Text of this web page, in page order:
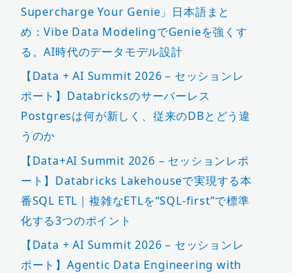
Supercharge Your Genie」日本語まと
め：Vibe Data ModelingでGenieを強くす
る。AI時代のデータモデル設計
【Data + AI Summit 2026 – セッションレ
ポート】Databricksのサーバーレス
Postgresは何が新しく、従来のDBとどう違
うのか
【Data+AI Summit 2026 – セッションレポ
ート】Databricks Lakehouseで実現する本
番SQL ETL｜複雑なETLを“SQL-first”で標準
化する3つのポイント
【Data + AI Summit 2026 – セッションレ
ポート】Agentic Data Engineering with